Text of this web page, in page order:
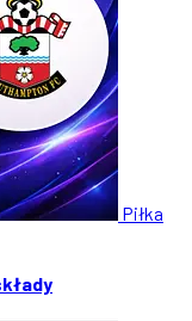
Piłka